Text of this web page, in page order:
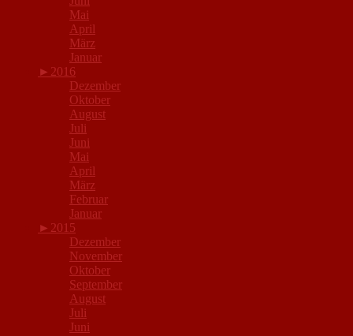
Mai
April
März
Januar
► 2016
Dezember
Oktober
August
Juli
Juni
Mai
April
März
Februar
Januar
► 2015
Dezember
November
Oktober
September
August
Juli
Juni